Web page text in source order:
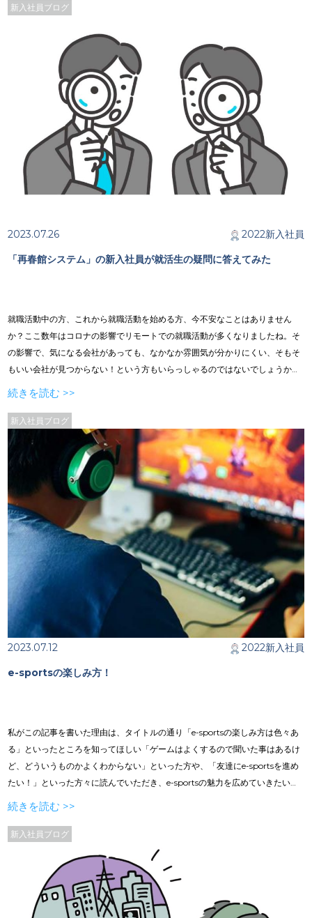
Adobeとは< ／Adobe Premiere Proについて ／Adobe Premiere Proの特徴
新入社員ブログ
2023.07.26
2022新入社員
「再春館システム」の新入社員が就活生の疑問に答えてみた
就職活動中の方、これから就職活動を始める方、今不安なことはありません
か？ここ数年はコロナの影響でリモートでの就職活動が多くなりましたね。そ
の影響で、気になる会社があっても、なかなか雰囲気が分かりにくい、そもそ
もいい会社が見つからない！という方もいらっしゃるのではないでしょうか。
この記事を読んで、少しでも再春館システムに興味を持っていただければと思
の？ /転勤はあるの？ /まとめ
続きを読む >>
新入社員ブログ
2023.07.12
2022新入社員
e-sportsの楽しみ方！
私がこの記事を書いた理由は、タイトルの通り「e-sportsの楽しみ方は色々あ
る」といったところを知ってほしい「ゲームはよくするので聞いた事はあるけ
ど、どういうものかよくわからない」といった方や、「友達にe-sportsを進め
たい！」といった方々に読んでいただき、e-sportsの魅力を広めていきたいと
思ったためこのブログを書きました。もちろんe-sportsのことを全く知らない
e-sportsの種類 ／e-sportsの魅力 ／e-sportsをもっと楽しむには ／まとめ
続きを読む >>
新入社員ブログ